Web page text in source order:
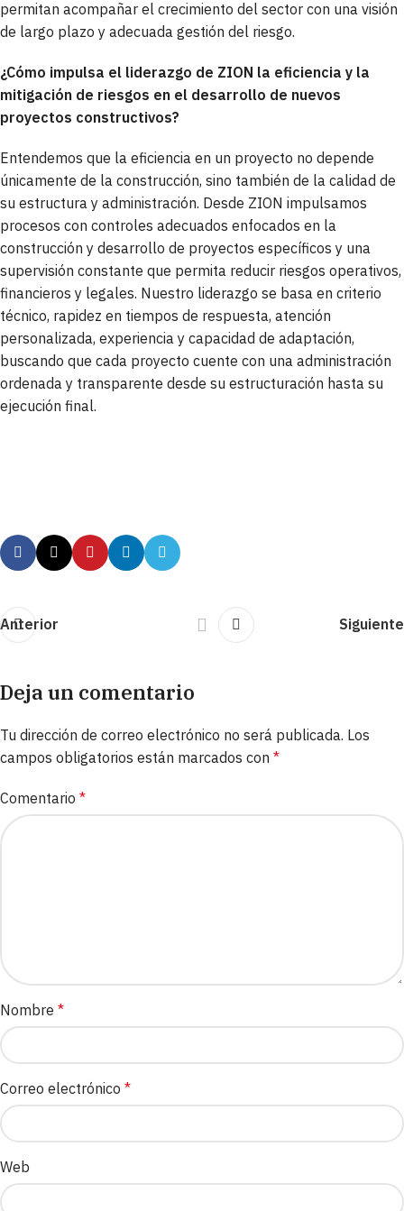
permitan acompañar el crecimiento del sector con una visión
de largo plazo y adecuada gestión del riesgo.
¿Cómo impulsa el liderazgo de ZION la eficiencia y la
mitigación de riesgos en el desarrollo de nuevos
proyectos constructivos?
Entendemos que la eficiencia en un proyecto no depende
únicamente de la construcción, sino también de la calidad de
su estructura y administración. Desde ZION impulsamos
procesos con controles adecuados enfocados en la
construcción y desarrollo de proyectos específicos y una
supervisión constante que permita reducir riesgos operativos,
financieros y legales. Nuestro liderazgo se basa en criterio
técnico, rapidez en tiempos de respuesta, atención
personalizada, experiencia y capacidad de adaptación,
buscando que cada proyecto cuente con una administración
ordenada y transparente desde su estructuración hasta su
ejecución final.
Anterior Siguiente
Deja un comentario
Tu dirección de correo electrónico no será publicada. Los
campos obligatorios están marcados con *
Comentario *
Nombre *
Correo electrónico *
Web